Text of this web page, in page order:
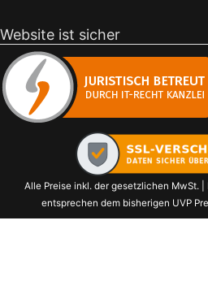
Website ist sicher
Alle Preise inkl. der gesetzlichen MwSt.
entsprechen dem bisherigen UVP